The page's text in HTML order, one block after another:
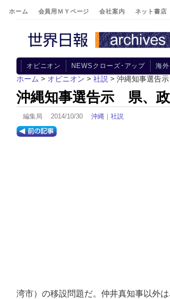
ホーム 会員用ＭＹページ 会社案内 ネット書店
オピニオン NEWSクローズ･アップ 海
ホーム > オピニオン > 社説 > 沖縄知事選告
沖縄知事選告示 県、
編集局 2014/10/30 沖縄 ｜ 社説
湾市）の移設問題だ。仲井真知事以外